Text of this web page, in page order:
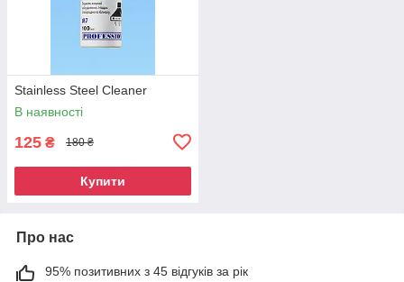
Stainless Steel Cleaner
В наявності
125 ₴ 180 ₴
Купити
Про нас
95% позитивних з 45 відгуків за рік